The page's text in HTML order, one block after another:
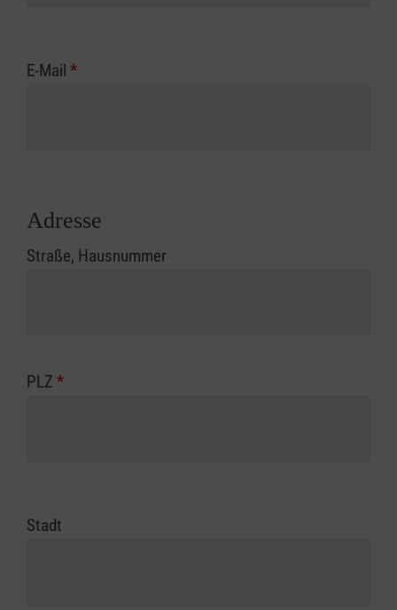
E-Mail *
Adresse
Straße, Hausnummer
PLZ *
Stadt